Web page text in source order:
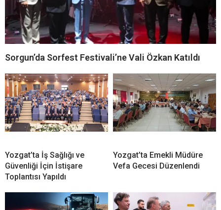
Sorgun’da Sorfest Festivali’ne Vali Özkan Katıldı
Yozgat’ta İş Sağlığı ve
Güvenliği İçin İstişare
Toplantısı Yapıldı
Yozgat’ta Emekli Müdüre
Vefa Gecesi Düzenlendi